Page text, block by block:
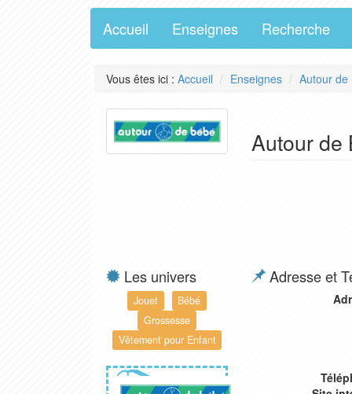
Accueil Enseignes Recherche
Vous êtes ici : Accueil Enseignes Autour de
Autour de
Les univers
Jouet
Bébé
Grossesse
Vêtement pour Enfant
Adresse et